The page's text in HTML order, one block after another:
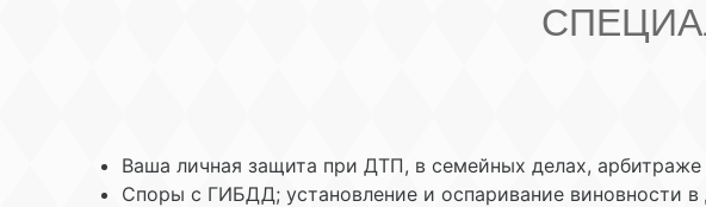
Ваша личная защита при ДТП, в семейных делах,
Споры с ГИБДД; установление и оспаривание виновности